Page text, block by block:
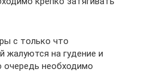
с только что
жалуются на гудение и
очередь необходимо